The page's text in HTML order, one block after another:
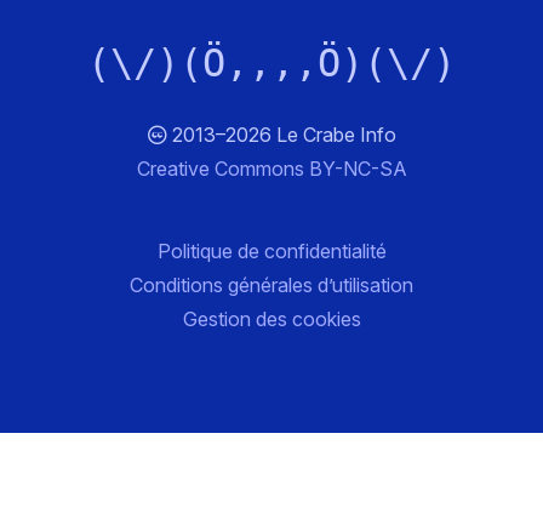
(\/)(Ö,,,,Ö)(\/)
2013–2026 Le Crabe Info
Creative Commons BY-NC-SA
Politique de confidentialité
Conditions générales d’utilisation
Gestion des cookies